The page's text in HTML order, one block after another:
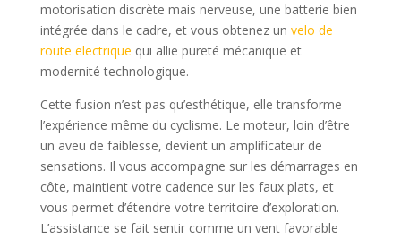
motorisation discrète mais nerveuse, une batterie bien
intégrée dans le cadre, et vous obtenez un velo de
route electrique qui allie pureté mécanique et
modernité technologique.
Cette fusion n’est pas qu’esthétique, elle transforme
l’expérience même du cyclisme. Le moteur, loin d’être
un aveu de faiblesse, devient un amplificateur de
sensations. Il vous accompagne sur les démarrages en
côte, maintient votre cadence sur les faux plats, et
vous permet d’étendre votre territoire d’exploration.
L’assistance se fait sentir comme un vent favorable